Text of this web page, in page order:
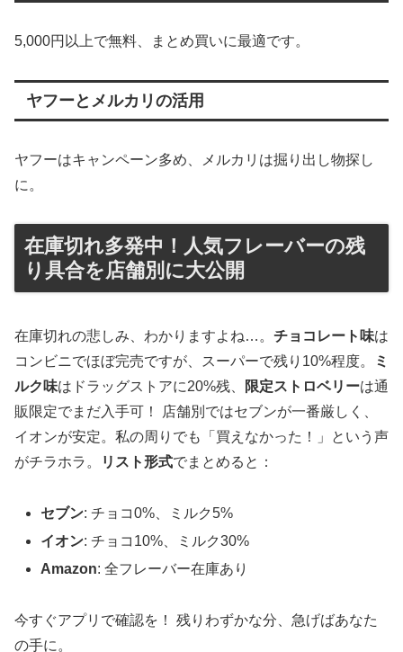
5,000円以上で無料、まとめ買いに最適です。
ヤフーとメルカリの活用
ヤフーはキャンペーン多め、メルカリは掘り出し物探し
に。
在庫切れ多発中！人気フレーバーの残
り具合を店舗別に大公開
在庫切れの悲しみ、わかりますよね…。 チョコレート味は
コンビニでほぼ完売ですが、スーパーで残り10%程度。
ミ
ルク味はドラッグストアに20%残、 限定ストロベリーは通
販限定でまだ入手可！ 店舗別ではセブンが一番厳しく、
イオンが安定。私の周りでも「買えなかった！」という声
がチラホラ。
リスト形式でまとめると：
セブン: チョコ0%、ミルク5%
イオン: チョコ10%、ミルク30%
Amazon: 全フレーバー在庫あり
今すぐアプリで確認を！ 残りわずかな分、急げばあなた
の手に。